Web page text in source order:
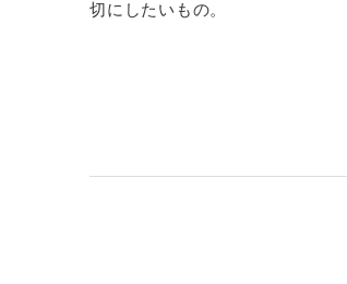
切にしたいもの。